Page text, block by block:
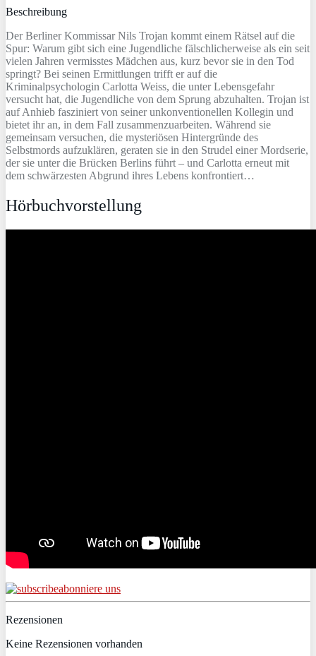
Beschreibung
Der Berliner Kommissar Nils Trojan kommt einem Rätsel auf die
Spur: Warum gibt sich eine Jugendliche fälschlicherweise als ein seit
vielen Jahren vermisstes Mädchen aus, kurz bevor sie in den Tod
springt? Bei seinen Ermittlungen trifft er auf die
Kriminalpsychologin Carlotta Weiss, die unter Lebensgefahr
versucht hat, die Jugendliche von dem Sprung abzuhalten. Trojan ist
auf Anhieb fasziniert von seiner unkonventionellen Kollegin und
bietet ihr an, in dem Fall zusammenzuarbeiten. Während sie
gemeinsam versuchen, die mysteriösen Hintergründe des
Selbstmords aufzuklären, geraten sie in den Strudel einer Mordserie,
der sie unter die Brücken Berlins führt – und Carlotta erneut mit
dem schwärzesten Abgrund ihres Lebens konfrontiert…
Hörbuchvorstellung
abonniere uns
Rezensionen
Keine Rezensionen vorhanden